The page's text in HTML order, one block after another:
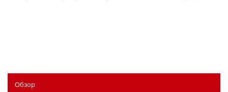
Обзор